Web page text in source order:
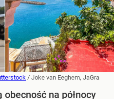
/ Joke van Eeghem, JaGra
na północy